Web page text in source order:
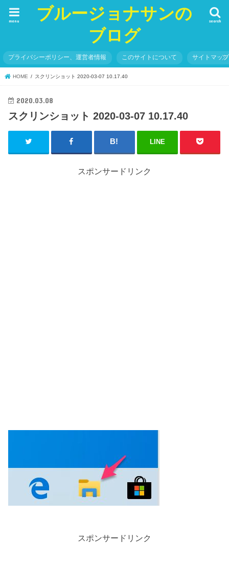
ブルージョナサンの
ブログ
search
menu
プライバシーポリシー、運営者情報 このサイトについて サイトマップ
HOME スクリンショット 2020-03-07 10.17.40
2020.03.08
スクリンショット 2020-03-07 10.17.40
LINE
スポンサードリンク
スポンサードリンク